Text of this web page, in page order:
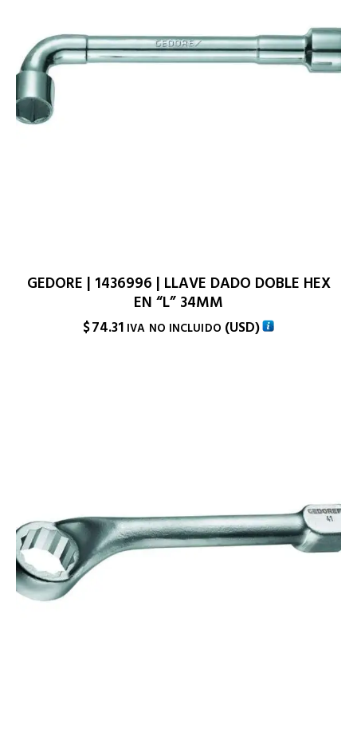
GEDORE | 1436996 | LLAVE DADO DOBLE HEX
EN “L” 34MM
$74.31 IVA NO INCLUIDO (USD)